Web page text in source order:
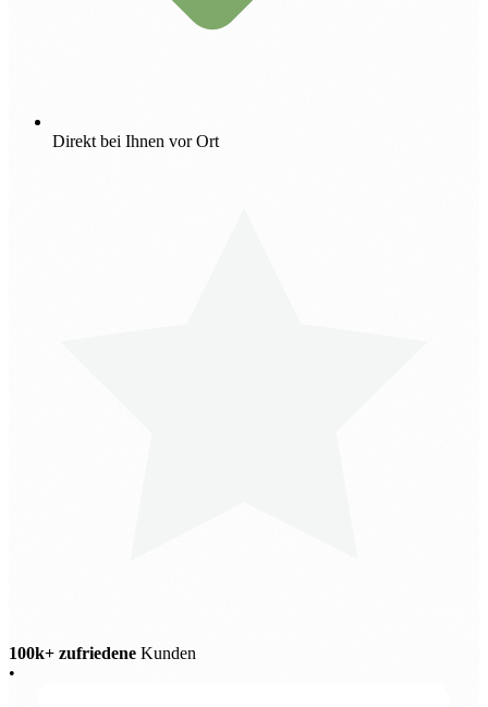
Direkt bei Ihnen vor Ort
100k+ zufriedene Kunden
•